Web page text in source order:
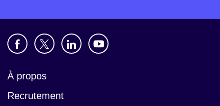
À propos
Recrutement